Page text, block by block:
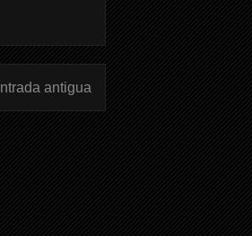
antigua